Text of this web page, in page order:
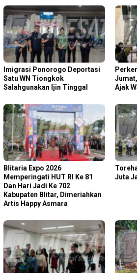
Imigrasi Ponorogo Deportasi
Satu WN Tiongkok
Salahgunakan Ijin Tinggal
Ajak
Blitaria Expo 2026
Memperingati HUT RI Ke 81
Dan Hari Jadi Ke 702
Kabupaten Blitar, Dimeriahkan
Artis Happy Asmara
Juta